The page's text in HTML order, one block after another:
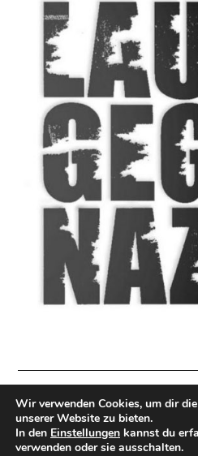
Impressum|
© All Rights
Wir verwenden Cookies, um dir
unserer Website zu bieten.
In den Einstellungen kannst du
verwenden oder sie ausschalten.